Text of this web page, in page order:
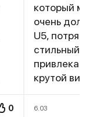
0
который
очень
U5,
стильный.
крутой
легкого
6.03